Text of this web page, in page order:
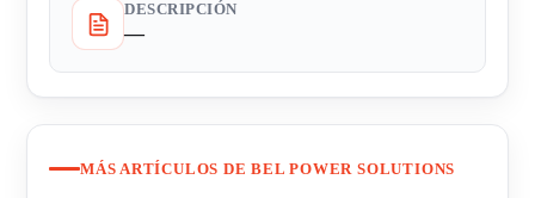
DESCRIPCIÓN
—
MÁS ARTÍCULOS DE BEL POWER SOLUTIONS